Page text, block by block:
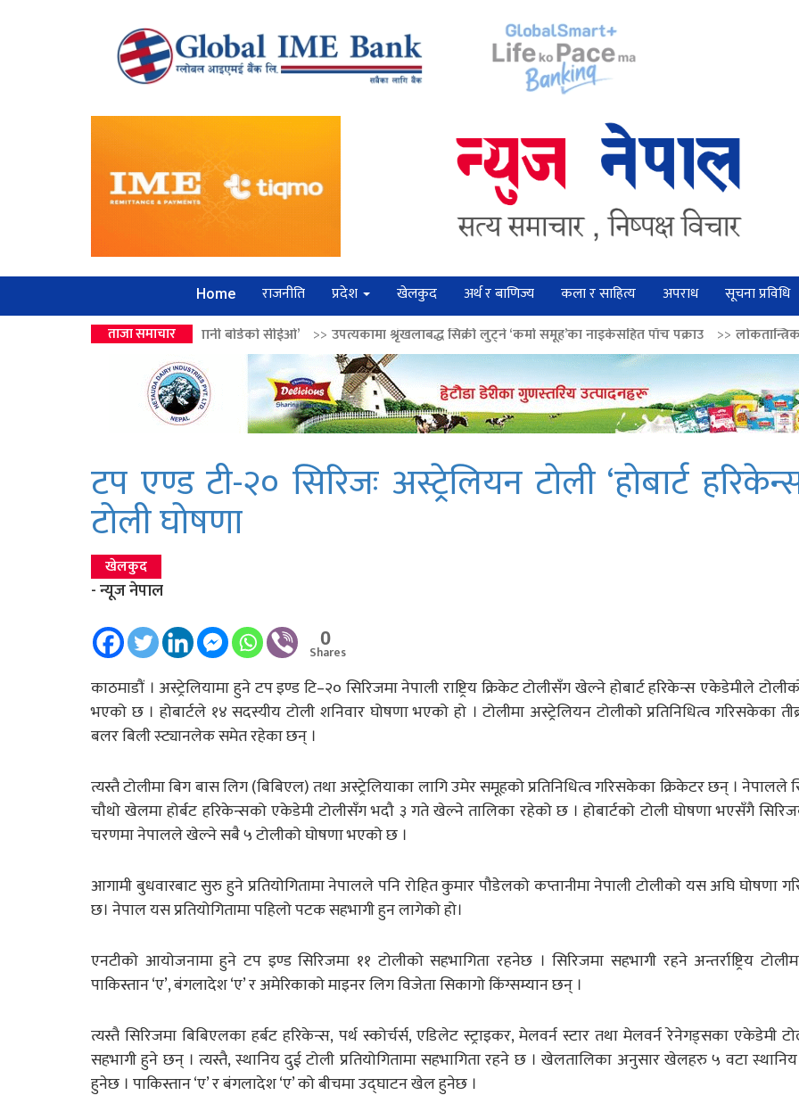
Home राजनीति प्रदेश खेलकुद अर्थ र बाणिज्य कला र साहित्य अपराध सूचना प्रविधि
ताजा समाचार
उपहार ‘लगानी बोर्डको सीईओ’ >>उपत्यकामा श्रृंखलाबद्ध सिक्री लुट्ने ‘कर्मा समूह’का नाइकेसहित पाँच पक्राउ >>लोकतान्त्रिक मूल्य सुदृढ बनाउन
टप एण्ड टी-२० सिरिजः अस्ट्रेलियन टाेली ‘होबार्ट
टोली घोषणा
खेलकुद
- न्यूज नेपाल
0
Shares
काठमाडौं । अस्ट्रेलियामा हुने टप इण्ड टि–२० सिरिजमा नेपाली राष्ट्रिय क्रिकेट टोलीसँग खेल्ने होबार्ट हरिकेन्स एकेडेमीले
भएको छ । होबार्टले १४ सदस्यीय टोली शनिवार घोषणा भएको हो । टोलीमा अस्ट्रेलियन टोलीको प्रतिनिधित्व गरिसकेका
बलर बिली स्ट्यानलेक समेत रहेका छन् ।
त्यस्तै टोलीमा बिग बास लिग (बिबिएल) तथा अस्ट्रेलियाका लागि उमेर समूहको प्रतिनिधित्व गरिसकेका क्रिकेटर छन् । नेपालले
चौथो खेलमा होर्बट हरिकेन्सको एकेडेमी टोलीसँग भदौ ३‌ गते खेल्ने तालिका रहेको छ । होबार्टको टोली घोषणा भएसँगै
चरणमा नेपालले खेल्ने सबै ५ टोलीको घोषणा भएको छ ।
आगामी बुधवारबाट सुरु हुने प्रतियोगितामा नेपालले पनि रोहित कुमार पौडेलको कप्तानीमा नेपाली टोलीको यस अघि घोषणा
छ। नेपाल यस प्रतियोगितामा पहिलो पटक सहभागी हुन लागेको हो।
एनटीको आयोजनामा हुने टप इण्ड सिरिजमा ११ टोलीको सहभागिता रहनेछ । सिरिजमा सहभागी रहने अन्तर्राष्ट्रिय
पाकिस्तान ‘ए’, बंगलादेश ‘ए’ र अमेरिकाको माइनर लिग विजेता सिकागो किंग्सम्यान छन् ।
त्यस्तै सिरिजमा बिबिएलका हर्बट हरिकेन्स, पर्थ स्कोर्चर्स, एडिलेट स्ट्राइकर, मेलवर्न स्टार तथा मेलवर्न रेनेगड्सका एकेडेमी
सहभागी हुने छन् । त्यस्तै, स्थानिय दुई टोली प्रतियोगितामा सहभागिता रहने छ । खेलतालिका अनुसार खेलहरु ५ वटा
हुनेछ । पाकिस्तान ‘ए’ र बंगलादेश ‘ए’ को बीचमा उद्घाटन खेल हुनेछ ।